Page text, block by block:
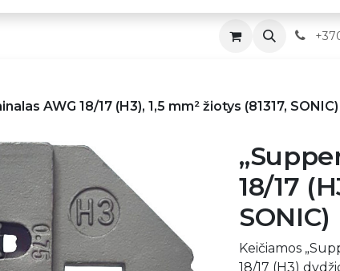
Servisas
AWG 18/17 (H3), 1,5 mm² žiotys (81317, SONIC)
18/17
SONIC)
Keičiamos
18/17 (H3)